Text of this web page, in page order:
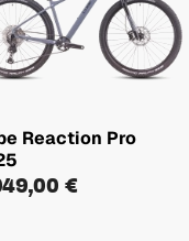
Reaction Pro
€